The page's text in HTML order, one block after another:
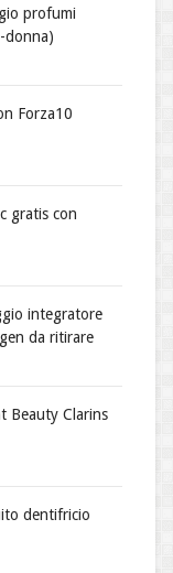
profumi
donna)
Forza10
gratis con
integratore
da ritirare
Beauty Clarins
dentifricio